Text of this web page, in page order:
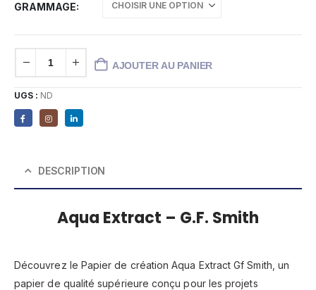
GRAMMAGE
AJOUTER AU PANIER
UGS : ND
DESCRIPTION
Aqua Extract – G.F. Smith
Découvrez le Papier de création Aqua Extract Gf Smith, un
papier de qualité supérieure conçu pour les projets